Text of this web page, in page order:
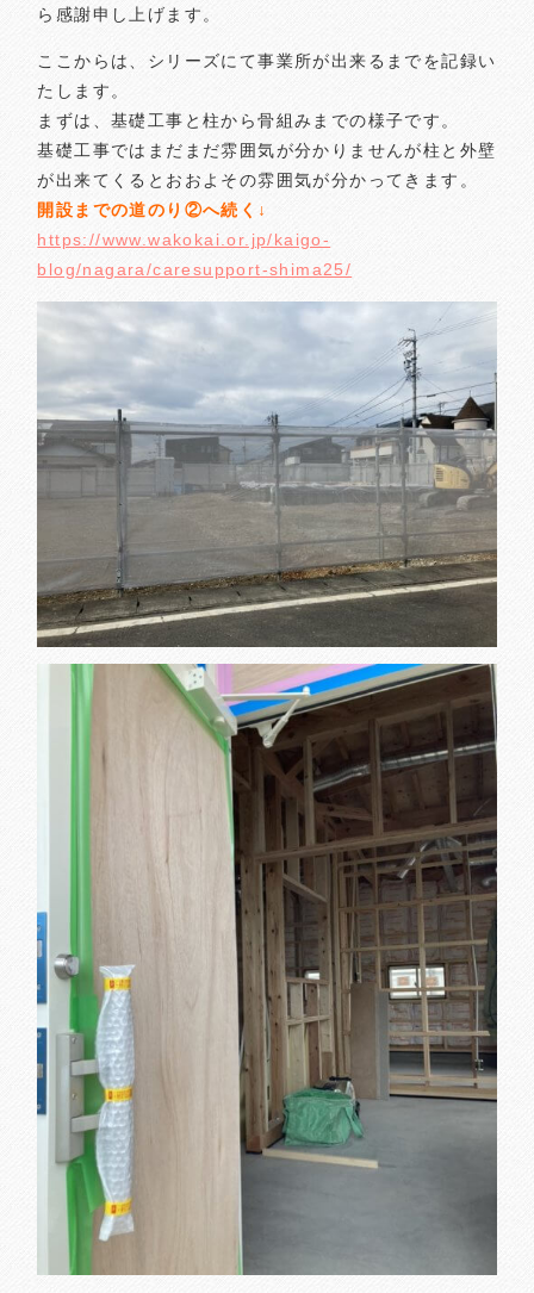
ら感謝申し上げます。
ここからは、シリーズにて事業所が出来るまでを記録い
たします。
まずは、基礎工事と柱から骨組みまでの様子です。
基礎工事ではまだまだ雰囲気が分かりませんが柱と外壁
が出来てくるとおおよその雰囲気が分かってきます。
開設までの道のり②へ続く↓
https://www.wakokai.or.jp/kaigo-
blog/nagara/caresupport-shima25/